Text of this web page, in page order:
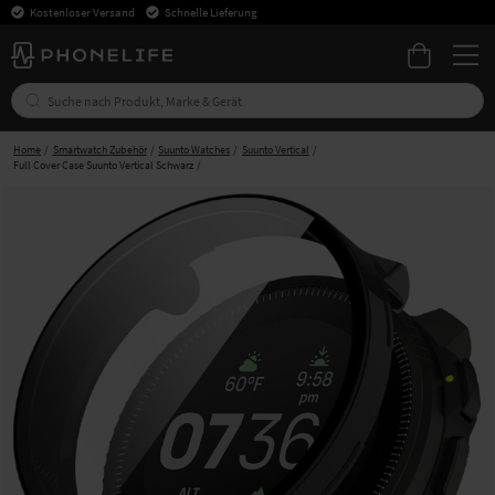
Kostenloser Versand Schnelle Lieferung
Home Smartwatch Zubehör Suunto Watches
Suunto Vertical
Full Cover Case Suunto Vertical Schwarz